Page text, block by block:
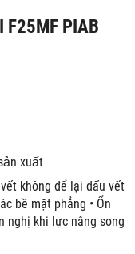
F25MF PIAB
xuất
không để lại dấu vết
bề mặt phẳng • Ổn
nghị khi lực nâng song